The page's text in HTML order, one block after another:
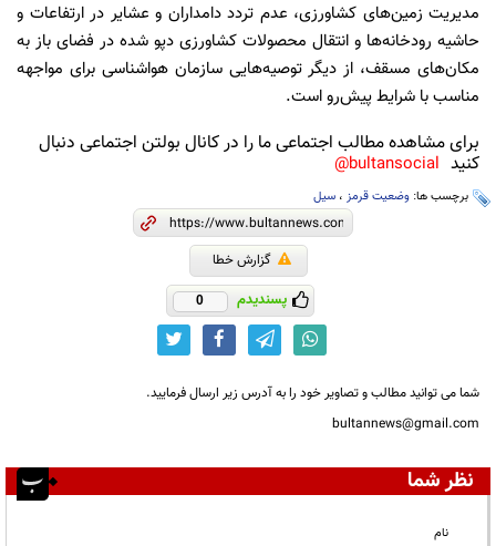
مدیریت زمین‌های کشاورزی، عدم تردد دامداران و عشایر در ارتفاعات و
حاشیه رودخانه‌ها و انتقال محصولات کشاورزی دپو شده در فضای باز به
مکان‌های مسقف، از دیگر توصیه‌هایی سازمان هواشناسی برای مواجهه
مناسب با شرایط پیش‌رو است.
برای مشاهده مطالب اجتماعی ما را در کانال بولتن اجتماعی دنبال
کنید bultansocial@
برچسب ها: وضعیت قرمز ، سیل
گزارش خطا
پسندیدم 0
شما می توانید مطالب و تصاویر خود را به آدرس زیر ارسال فرمایید.
bultannews@gmail.com
نظر شما
نام